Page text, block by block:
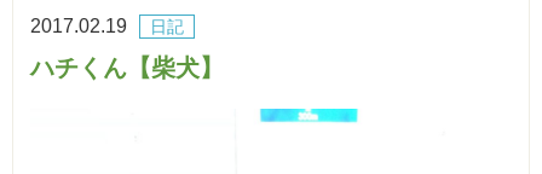
日記
2017.02.19
ハチくん【柴犬】